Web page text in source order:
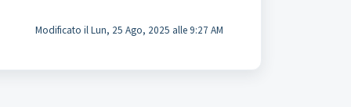
Modificato il Lun, 25 Ago, 2025 alle 9:27 AM